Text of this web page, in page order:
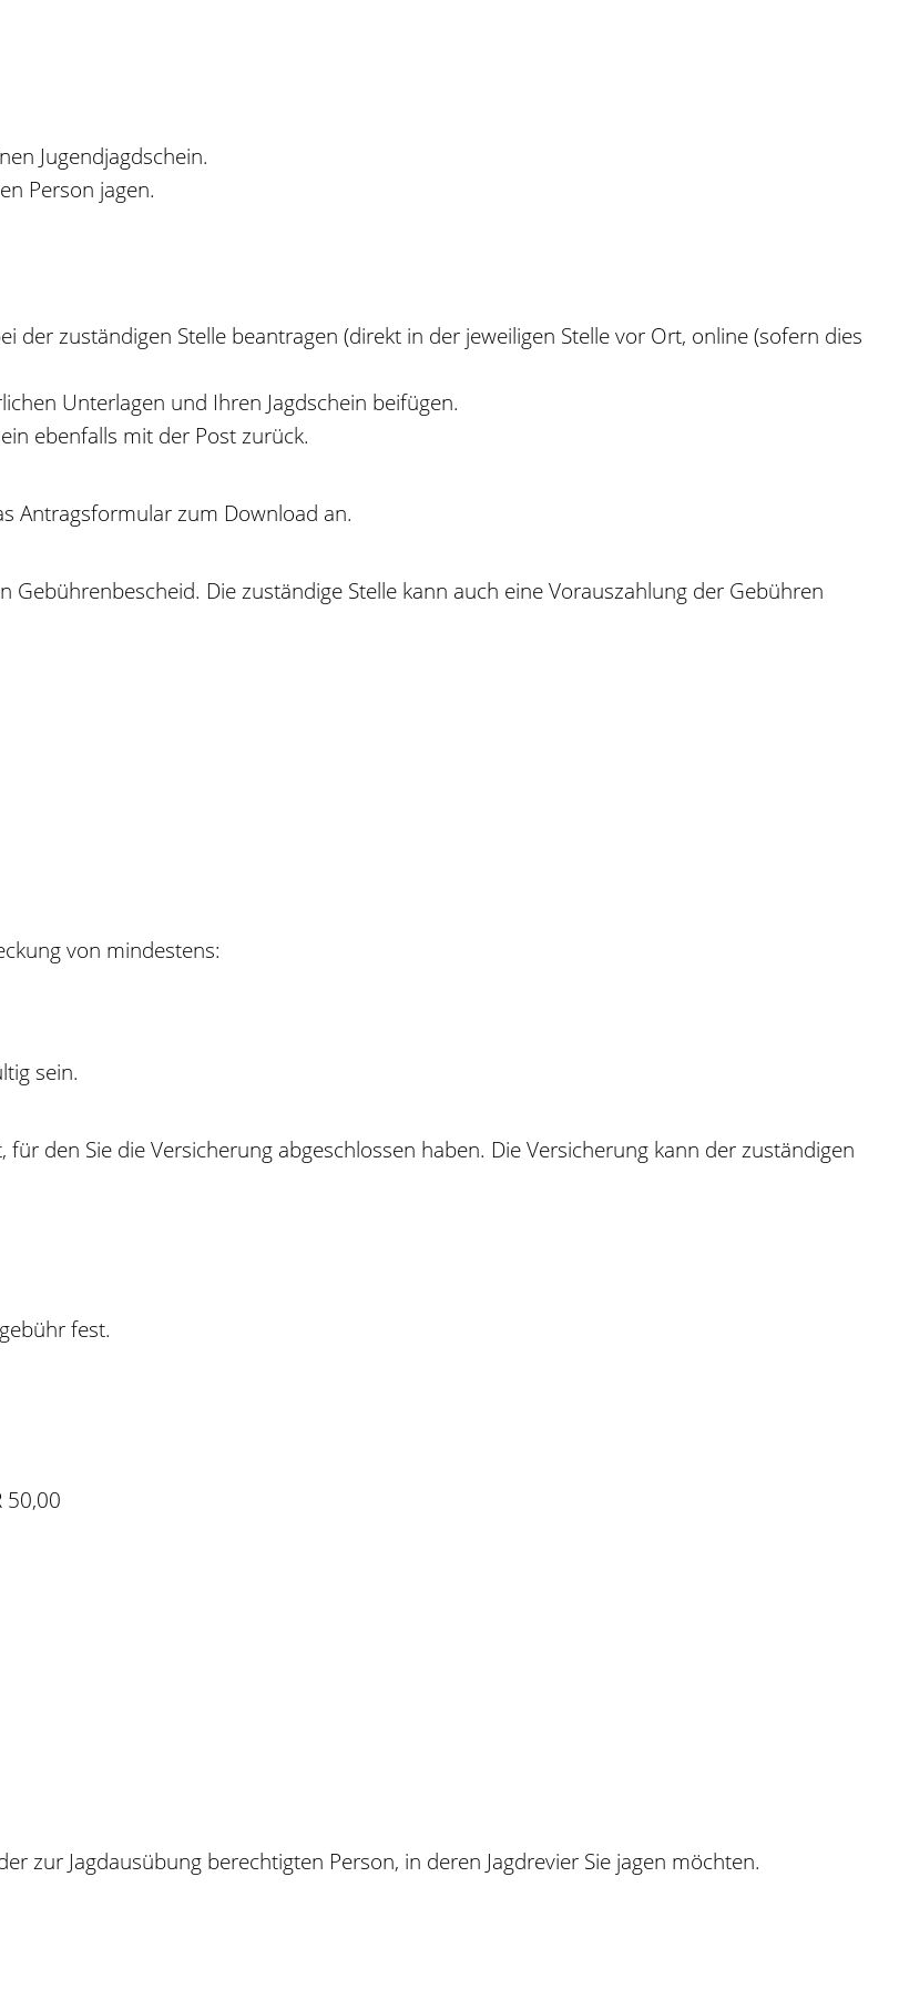
Jugendjagdschein.
Person jagen.
der zuständigen Stelle beantragen (direkt in der jeweiligen Stelle vor Ort, online (sofern dies
Unterlagen und Ihren Jagdschein beifügen.
ebenfalls mit der Post zurück.
Antragsformular zum Download an.
Die zuständige Stelle kann auch eine Vorauszahlung der Gebühren
von mindestens:
sein.
den Sie die Versicherung abgeschlossen haben. Die Versicherung kann der zuständigen
fest.
50,00
zur Jagdausübung berechtigten Person, in deren Jagdrevier Sie jagen möchten.